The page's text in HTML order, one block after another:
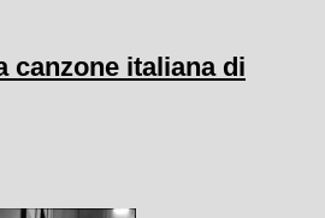
canzone italiana di